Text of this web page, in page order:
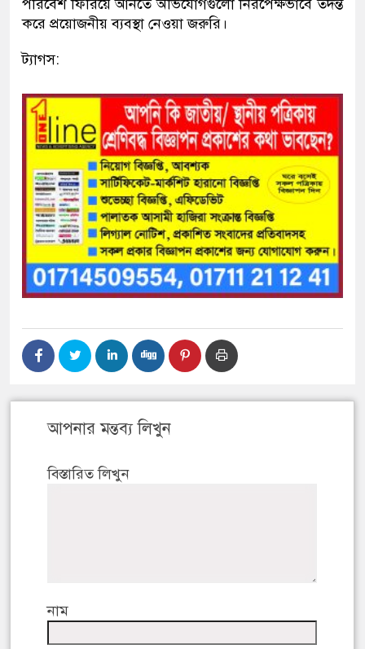
পরিবেশ ফিরিয়ে আনতে অভিযোগগুলো নিরপেক্ষভাবে তদন্ত
করে প্রয়োজনীয় ব্যবস্থা নেওয়া জরুরি।
ট্যাগস:
আপনার মন্তব্য লিখুন
বিস্তারিত লিখুন
নাম